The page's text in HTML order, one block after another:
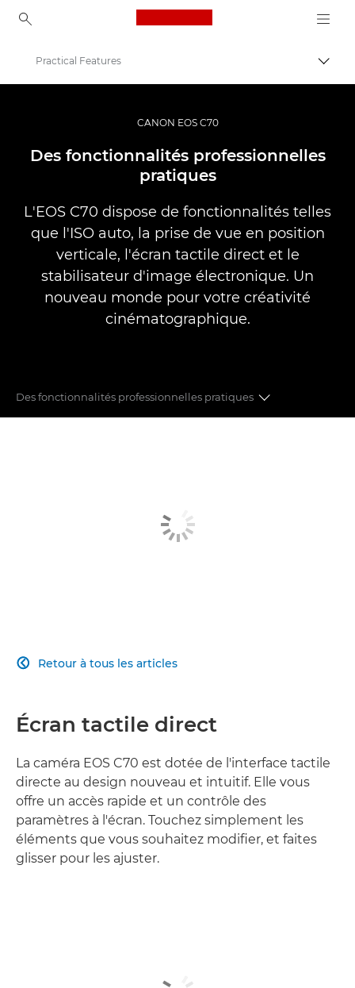
Canon Logo, back to
EOS C70
Practical Features
CANON EOS C70
Des fonctionnalités professionnelles
pratiques
L'EOS C70 dispose de fonctionnalités telles
que l'ISO auto, la prise de vue en position
verticale, l'écran tactile direct et le
stabilisateur d'image électronique. Un
nouveau monde pour votre créativité
cinématographique.
Des fonctionnalités professionnelles pratiques
FONCTIONNALITES PROFESSIONNELLES
INTERFACE PROFESSIONNELLE
Retour à tous les articles

Écran tactile direct
La caméra EOS C70 est dotée de l'interface tactile
directe au design nouveau et intuitif. Elle vous
offre un accès rapide et un contrôle des
paramètres à l'écran. Touchez simplement les
éléments que vous souhaitez modifier, et faites
glisser pour les ajuster.